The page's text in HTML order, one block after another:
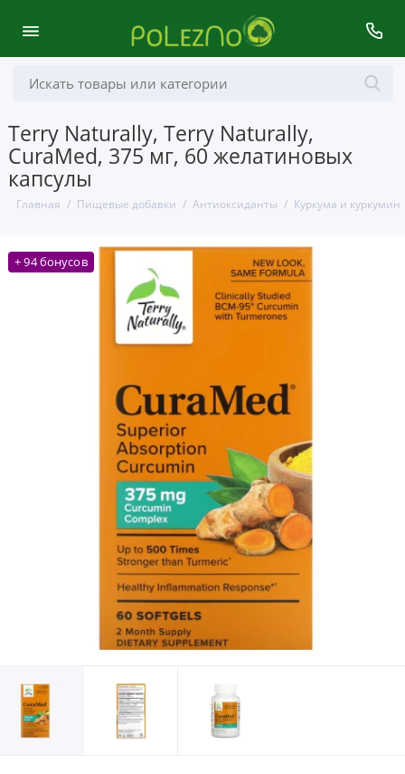
Terry Naturally, Terry Naturally,
CuraMed, 375 мг, 60 желатиновых
капсулы
Главная Пищевые добавки Антиоксиданты Куркума и куркумин
+ 94 бонусов